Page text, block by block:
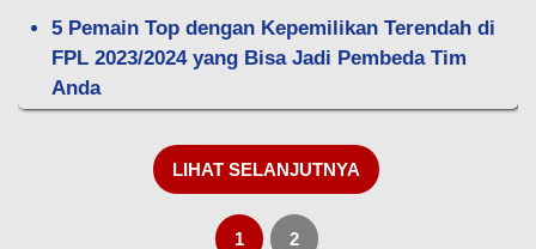
5 Pemain Top dengan Kepemilikan Terendah di
FPL 2023/2024 yang Bisa Jadi Pembeda Tim
Anda
LIHAT SELANJUTNYA
1 2